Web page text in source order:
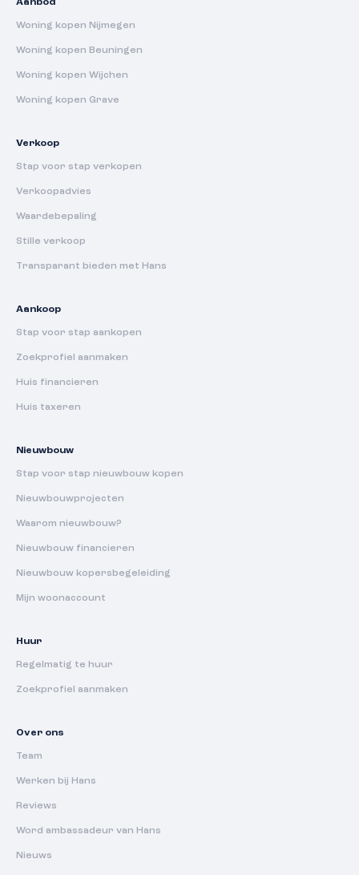
Aanbod
Woning kopen Nijmegen
Woning kopen Beuningen
Woning kopen Wijchen
Woning kopen Grave
Verkoop
Stap voor stap verkopen
Verkoopadvies
Waardebepaling
Stille verkoop
Transparant bieden met Hans
Aankoop
Stap voor stap aankopen
Zoekprofiel aanmaken
Huis financieren
Huis taxeren
Nieuwbouw
Stap voor stap nieuwbouw kopen
Nieuwbouwprojecten
Waarom nieuwbouw?
Nieuwbouw financieren
Nieuwbouw kopersbegeleiding
Mijn woonaccount
Huur
Regelmatig te huur
Zoekprofiel aanmaken
Over ons
Team
Werken bij Hans
Reviews
Word ambassadeur van Hans
Nieuws